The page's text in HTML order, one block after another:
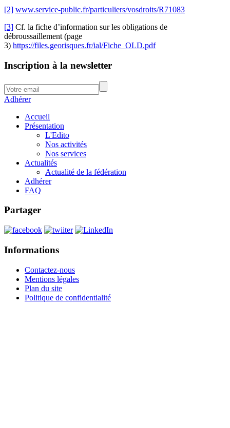
[2] www.service-public.fr/particuliers/vosdroits/R71083
[3] Cf. la fiche d’information sur les obligations de
débroussaillement (page
3) https://files.georisques.fr/ial/Fiche_OLD.pdf
Inscription à la newsletter
Adhérer
Accueil
Présentation
L'Edito
Nos activités
Nos services
Actualités
Actualité de la fédération
Adhérer
FAQ
Partager
Informations
Contactez-nous
Mentions légales
Plan du site
Politique de confidentialité